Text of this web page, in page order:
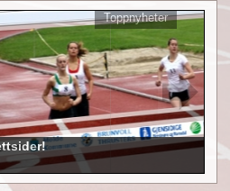
Toppnyheter